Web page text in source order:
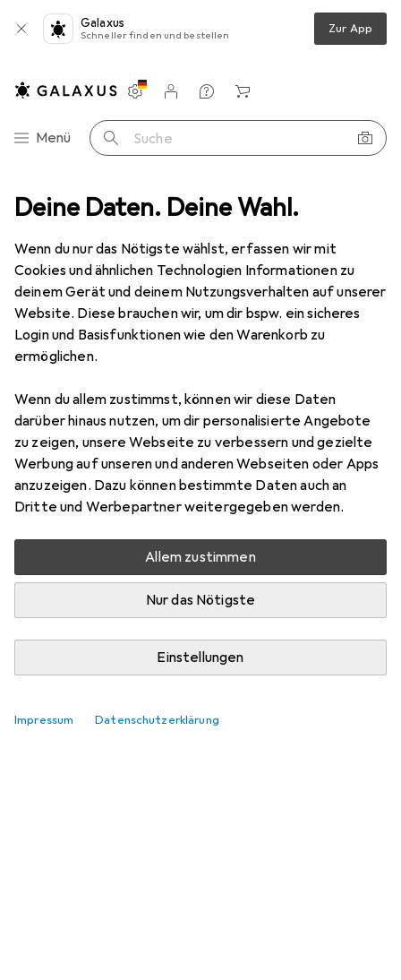
Deine Daten. Deine Wahl.
Wenn du nur das Nötigste wählst, erfassen wir mit
Cookies und ähnlichen Technologien Informationen zu
deinem Gerät und deinem Nutzungsverhalten auf unserer
Website. Diese brauchen wir, um dir bspw. ein sicheres
Login und Basisfunktionen wie den Warenkorb zu
ermöglichen.
Wenn du allem zustimmst, können wir diese Daten
darüber hinaus nutzen, um dir personalisierte Angebote
zu zeigen, unsere Webseite zu verbessern und gezielte
Werbung auf unseren und anderen Webseiten oder Apps
anzuzeigen. Dazu können bestimmte Daten auch an
Dritte und Werbepartner weitergegeben werden.
Allem zustimmen
Nur das Nötigste
Einstellungen
Impressum Datenschutzerklärung
Galaxus
Schneller finden und bestellen Zur App
Navigation nach Kategorien
Menü Suche
Einstellungen
Kundenkonto
Vergleichslisten
Merklisten
Warenkorb
Produktbewertungen Lieferung erst nach 2xmaligen Nachfragen
BenQ Lampe für TH670
TH670
matthmahiz2
vor 2 Jahren
0
hat dieses Produkt gekauft
Lieferung erst nach 2xmaligen Nachfragen
Nicht mal eine Reaktion auf meine Emails (Rückantwort).
ProWare ok
Contra